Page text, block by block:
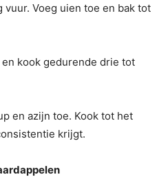
Voeg uien toe en bak tot
kook gedurende drie tot
en azijn toe. Kook tot het
krijgt.